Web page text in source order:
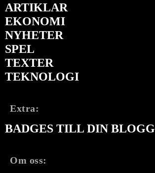
ARTIKLAR
EKONOMI
NYHETER
SPEL
TEXTER
TEKNOLOGI
Extra:
BADGES TILL DIN BLOGG
Om oss: